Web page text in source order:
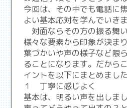
今回は、その中でも電話に
よい基本応対を学んでいきま
対面ならその方の振る舞
様々な要素から印象が決ま
葉づかいや声の様子など限
ることになります。だから
イントを以下にまとめました
１ 丁寧に感じよく
基本は、明るい声を出しま